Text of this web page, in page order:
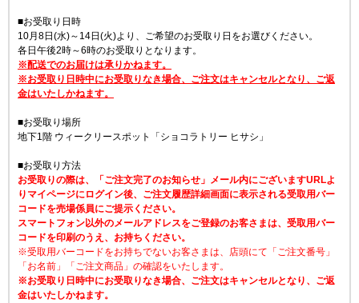
■お受取り日時
10月8日(水)～14日(火)より、ご希望のお受取り日をお選びください。
各日午後2時～6時のお受取りとなります。
※配送でのお届けは承りかねます。
※お受取り日時中にお受取りなき場合、ご注文はキャンセルとなり、ご返
金はいたしかねます。
■お受取り場所
地下1階 ウィークリースポット「ショコラトリー ヒサシ」
■お受取り方法
お受取りの際は、「ご注文完了のお知らせ」メール内にございますURLよ
りマイページにログイン後、ご注文履歴詳細画面に表示される受取用バー
コードを売場係員にご提示ください。
スマートフォン以外のメールアドレスをご登録のお客さまは、受取用バー
コードを印刷のうえ、お持ちください。
※受取用バーコードをお持ちでないお客さまは、店頭にて「ご注文番号」
「お名前」「ご注文商品」の確認をいたします。
※お受取り日時中にお受取りなき場合、ご注文はキャンセルとなり、ご返
金はいたしかねます。